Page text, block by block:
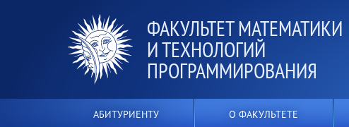
ФАКУЛЬТЕТ МАТЕМАТИКИ
И ТЕХНОЛОГИЙ
ПРОГРАММИРОВАНИЯ
АБИТУРИЕНТУ О ФАКУЛЬТЕТЕ